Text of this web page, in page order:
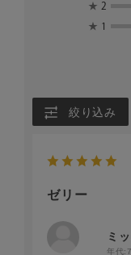
★ 2
★ 1
絞り込み
ゼリー
ミ
年代: